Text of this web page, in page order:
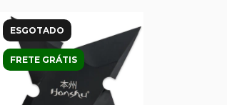
ESGOTADO
FRETE GRÁTIS